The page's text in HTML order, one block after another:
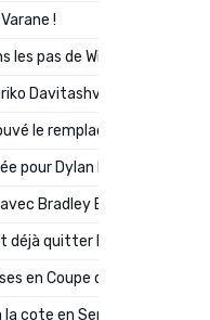
!
les pas de Will Still ?
Davitashvili
le remplaçant de Robinio
pour Dylan Batubinsika
Bradley Barcola ?
déjà quitter Lyon en janvier
en Coupe de France
cote en Serie A